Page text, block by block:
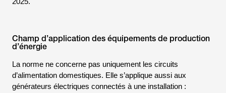
Champ d’application des équipements de production
d’énergie
La norme ne concerne pas uniquement les circuits
d’alimentation domestiques. Elle s’applique aussi aux
générateurs électriques connectés à une installation :